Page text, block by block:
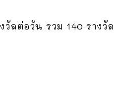
วัลต่อวัน รวม 140 รางวัล